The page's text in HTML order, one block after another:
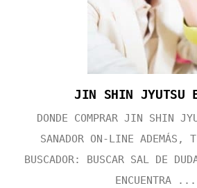
JIN SHIN
DONDE COMPRAR JIN SHIN
SANADOR ON-LINE ADEMÁS,
BUSCADOR: BUSCAR SAL DE
ENCUENTRA ...